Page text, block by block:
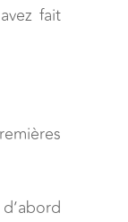
fait